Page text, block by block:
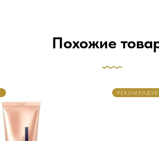
Похожие